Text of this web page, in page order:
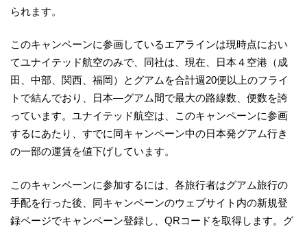
られます。
このキャンペーンに参画しているエアラインは現時点におい
てユナイテッド航空のみで、同社は、現在、日本４空港（成
田、中部、関西、福岡）とグアムを合計週20便以上のフライ
トで結んでおり、日本―グアム間で最大の路線数、便数を誇
っています。ユナイテッド航空は、このキャンペーンに参画
するにあたり、すでに同キャンペーン中の日本発グアム行き
の一部の運賃を値下げしています。
このキャンペーンに参加するには、各旅行者はグアム旅行の
手配を行った後、同キャンペーンのウェブサイト内の新規登
録ページでキャンペーン登録し、QRコードを取得します。グ